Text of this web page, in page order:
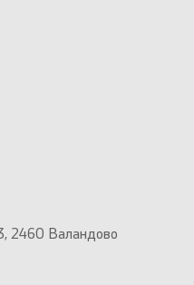
2460 Валандово